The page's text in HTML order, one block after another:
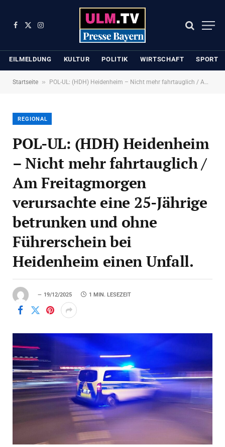
Facebook
X
Instagram
EILMELDUNG KULTUR POLITIK WIRTSCHAFT SPORT
Startseite » POL-UL: (HDH) Heidenheim – Nicht mehr fahrtauglich / Am Freitagmorgen verursachte eine 25-Jährige betrunken und ohne Führerschein bei Heidenheim einen Unfall.
REGIONAL
POL-UL: (HDH) Heidenheim
– Nicht mehr fahrtauglich /
Am Freitagmorgen
verursachte eine 25-Jährige
betrunken und ohne
Führerschein bei
Heidenheim einen Unfall.
19/12/2025 1 MIN. LESEZEIT